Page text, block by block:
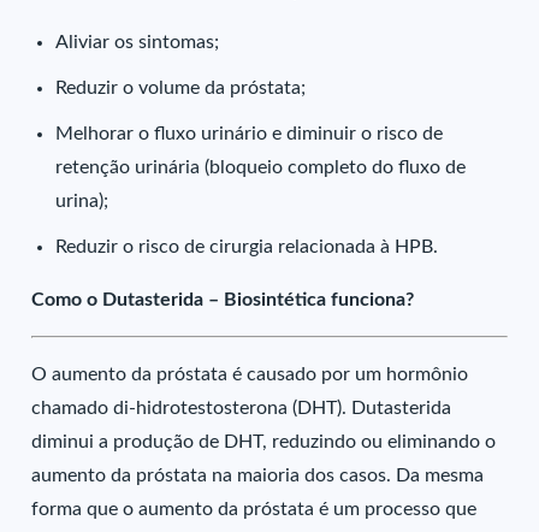
Aliviar os sintomas;
Reduzir o volume da próstata;
Melhorar o fluxo urinário e diminuir o risco de
retenção urinária (bloqueio completo do fluxo de
urina);
Reduzir o risco de cirurgia relacionada à HPB.
Como o Dutasterida – Biosintética funciona?
O aumento da próstata é causado por um hormônio
chamado di-hidrotestosterona (DHT). Dutasterida
diminui a produção de DHT, reduzindo ou eliminando o
aumento da próstata na maioria dos casos. Da mesma
forma que o aumento da próstata é um processo que